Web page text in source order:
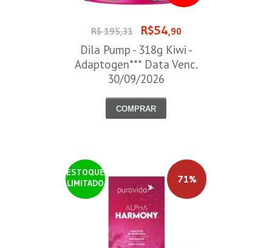
R$ 195,31 R$54,90
Dila Pump - 318g Kiwi -
Adaptogen*** Data Venc.
30/09/2026
COMPRAR
ESTOQUE
LIMITADO
71%